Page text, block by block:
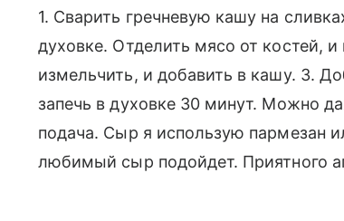
1. Сварить гречневую кашу на
духовке. Отделить мясо от костей,
измельчить, и добавить в кашу. 3.
запечь в духовке 30 минут. Можно
подача. Сыр я использую пармезан
любимый сыр подойдет. Приятного